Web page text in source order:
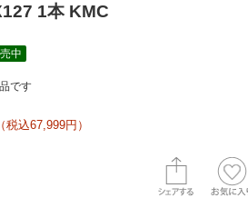
1本 KMC
中
です
（税込67,999円）